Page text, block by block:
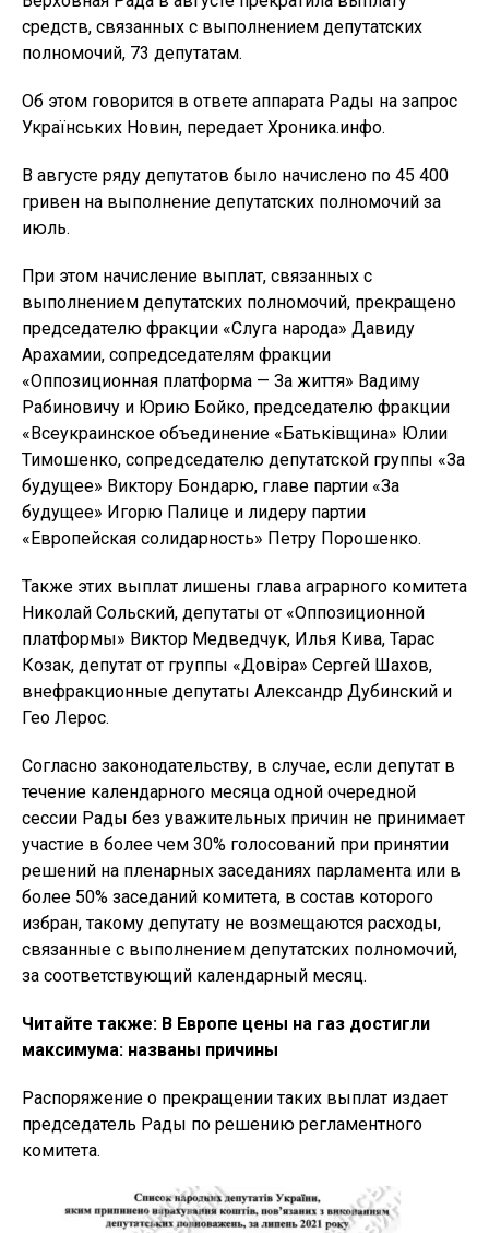
средств, связанных с выполнением депутатских
полномочий, 73 депутатам.
Об этом говорится в ответе аппарата Рады на запрос
Українських Новин, передает Хроника.инфо.
В августе ряду депутатов было начислено по 45 400
гривен на выполнение депутатских полномочий за
июль.
При этом начисление выплат, связанных с
выполнением депутатских полномочий, прекращено
председателю фракции «Слуга народа» Давиду
Арахамии, сопредседателям фракции
«Оппозиционная платформа — За життя» Вадиму
Рабиновичу и Юрию Бойко, председателю фракции
«Всеукраинское объединение «Батьківщина» Юлии
Тимошенко, сопредседателю депутатской группы «За
будущее» Виктору Бондарю, главе партии «За
будущее» Игорю Палице и лидеру партии
«Европейская солидарность» Петру Порошенко.
Также этих выплат лишены глава аграрного комитета
Николай Сольский, депутаты от «Оппозиционной
платформы» Виктор Медведчук, Илья Кива, Тарас
Козак, депутат от группы «Довіра» Сергей Шахов,
внефракционные депутаты Александр Дубинский и
Гео Лерос.
Согласно законодательству, в случае, если депутат в
течение календарного месяца одной очередной
сессии Рады без уважительных причин не принимает
участие в более чем 30% голосований при принятии
решений на пленарных заседаниях парламента или в
более 50% заседаний комитета, в состав которого
избран, такому депутату не возмещаются расходы,
связанные с выполнением депутатских полномочий,
за соответствующий календарный месяц.
Читайте также: В Европе цены на газ достигли
максимума: названы причины
Распоряжение о прекращении таких выплат издает
председатель Рады по решению регламентного
комитета.